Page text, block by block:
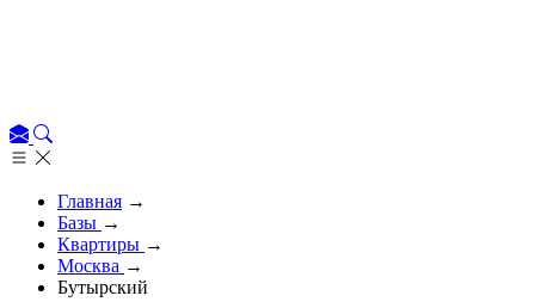
Главная →
Базы →
Квартиры →
Москва →
Бутырский